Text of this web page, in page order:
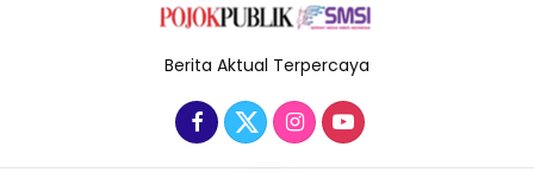
Berita Aktual Terpercaya